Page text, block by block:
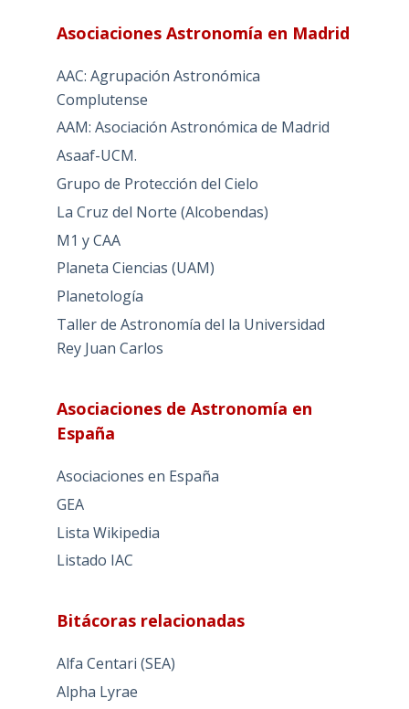
Asociaciones Astronomía en Madrid
AAC: Agrupación Astronómica
Complutense
AAM: Asociación Astronómica de Madrid
Asaaf-UCM.
Grupo de Protección del Cielo
La Cruz del Norte (Alcobendas)
M1 y CAA
Planeta Ciencias (UAM)
Planetología
Taller de Astronomía del la Universidad
Rey Juan Carlos
Asociaciones de Astronomía en
España
Asociaciones en España
GEA
Lista Wikipedia
Listado IAC
Bitácoras relacionadas
Alfa Centari (SEA)
Alpha Lyrae